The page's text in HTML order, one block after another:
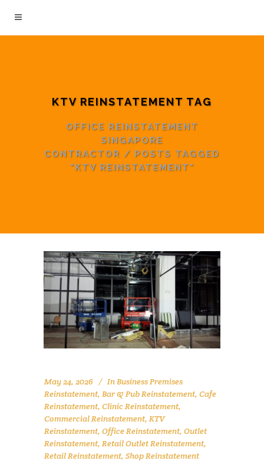
KTV REINSTATEMENT TAG
OFFICE REINSTATEMENT
SINGAPORE
CONTRACTOR / POSTS TAGGED
"KTV REINSTATEMENT"
May 24, 2026 In Business Premises
Reinstatement, Bar & Pub Reinstatement, Cafe
Reinstatement, Clinic Reinstatement,
Commercial Reinstatement, KTV
Reinstatement, Office Reinstatement, Outlet
Reinstatement, Retail Outlet Reinstatement,
Retail Reinstatement, Shop Reinstatement